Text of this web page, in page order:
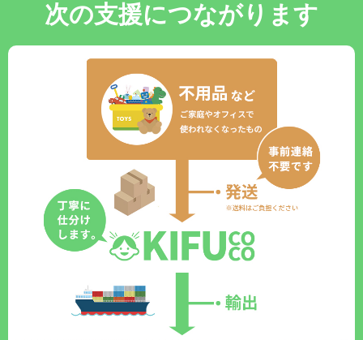
次の支援につながります